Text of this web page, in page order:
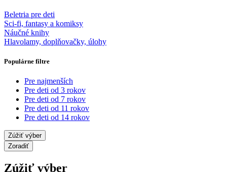
Beletria pre deti
Sci-fi, fantasy a komiksy
Náučné knihy
Hlavolamy, doplňovačky, úlohy
Populárne filtre
Pre najmenších
Pre deti od 3 rokov
Pre deti od 7 rokov
Pre deti od 11 rokov
Pre deti od 14 rokov
Zúžiť výber
Zoradiť
Zúžiť výber